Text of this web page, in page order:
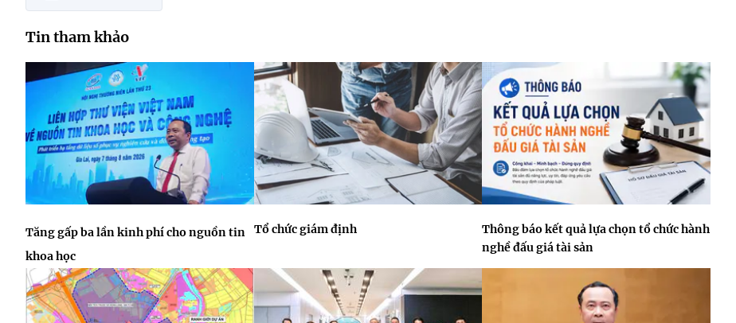
Tin tham khảo
Tăng gấp ba lần kinh phí cho nguồn tin
khoa học
Tổ chức giám định
Thông báo kết quả lựa chọn tổ chức hành
nghề đấu giá tài sản